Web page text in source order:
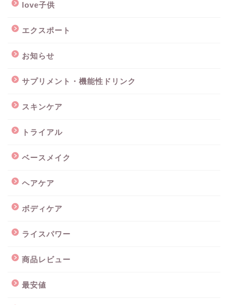
love子供
エクスポート
お知らせ
サプリメント・機能性ドリンク
スキンケア
トライアル
ベースメイク
ヘアケア
ボディケア
ライスパワー
商品レビュー
最安値